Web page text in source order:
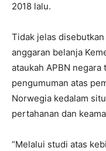
2018 lalu.
Tidak jelas
anggaran belanja
ataukah APBN
pengumuman atas
Norwegia kedalam
pertahanan dan
“Melalui studi atas